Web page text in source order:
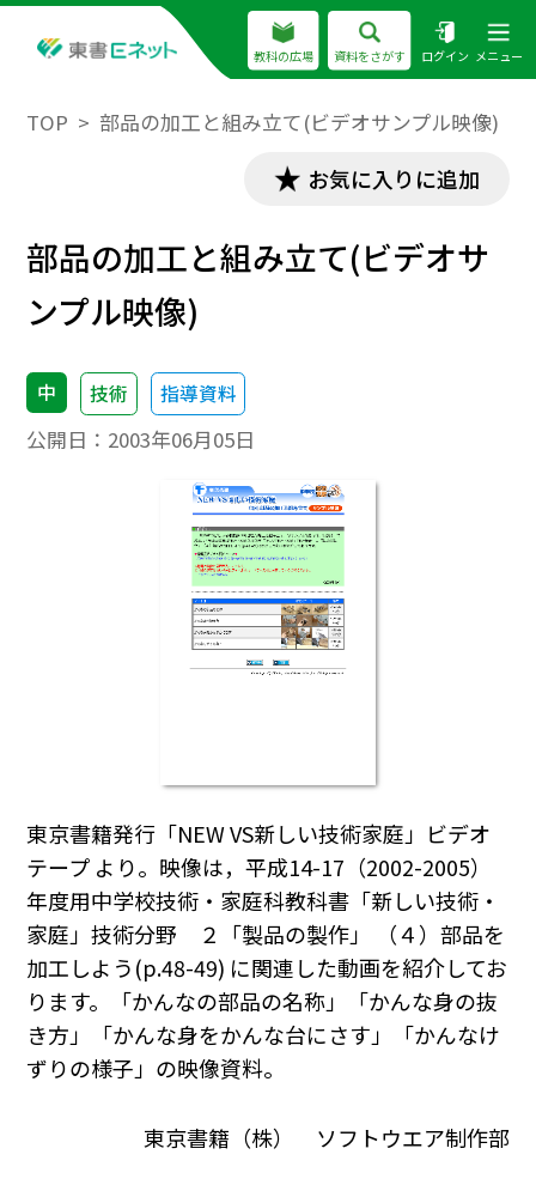
教科の広場 資料をさがす ログイン メニュー
TOP 部品の加工と組み立て(ビデオサンプル映像)
お気に入りに追加
部品の加工と組み立て(ビデオサ
ンプル映像)
中 技術 指導資料
公開日： 2003年06月05日
東京書籍発行「NEW VS新しい技術家庭」ビデオ
テープ より。映像は，平成14-17（2002-2005）
年度用中学校技術・家庭科教科書「新しい技術・
家庭」技術分野 ２「製品の製作」 （４）部品を
加工しよう(p.48-49) に関連した動画を紹介してお
ります。「かんなの部品の名称」「かんな身の抜
き方」「かんな身をかんな台にさす」「かんなけ
ずりの様子」の映像資料。
東京書籍（株） ソフトウエア制作部